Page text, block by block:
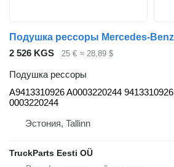
2 526 KGS 25 € ≈ 28,89 $
Подушка рессоры
A9413310926 A0003220244 9413310926
0003220244
Эстония, Tallinn
TruckParts Eesti OÜ